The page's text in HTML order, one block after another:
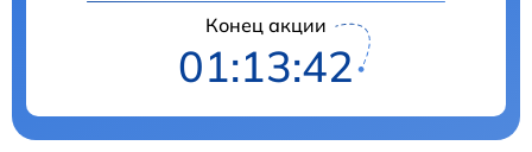
Конец акции
01:13:40